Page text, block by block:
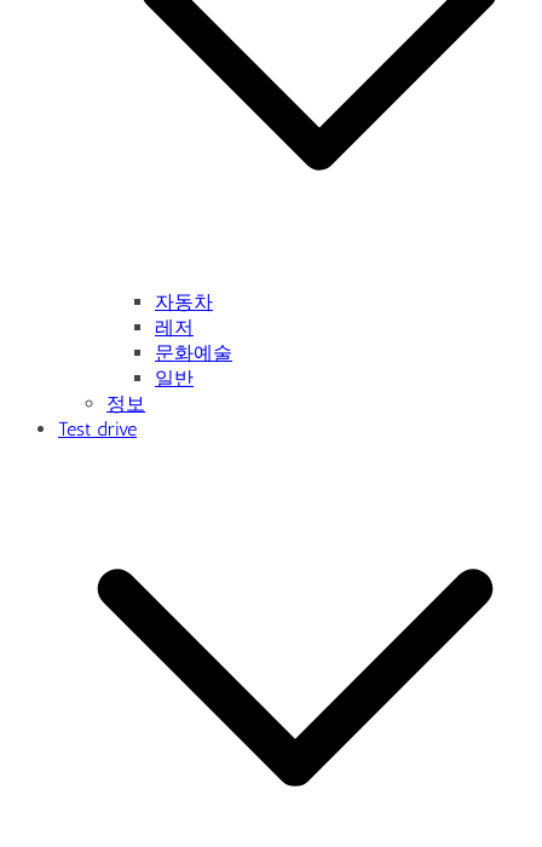
자동차
레저
문화예술
일반
정보
Test drive